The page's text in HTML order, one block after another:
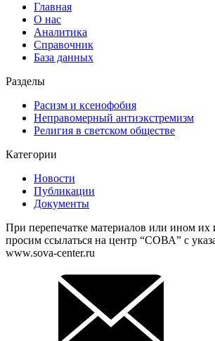
Главная
О нас
Аналитика
Справочник
База данных
Разделы
Расизм и ксенофобия
Неправомерный антиэкстремизм
Религия в светском обществе
Категории
Новости
Публикации
Документы
При перепечатке материалов или ином их
просим ссылаться на центр “СОВА” с
www.sova-center.ru